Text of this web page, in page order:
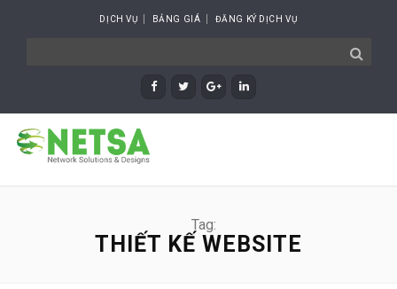
DỊCH VỤ BẢNG GIÁ ĐĂNG KÝ DỊCH VỤ
Tag:
THIẾT KẾ WEBSITE